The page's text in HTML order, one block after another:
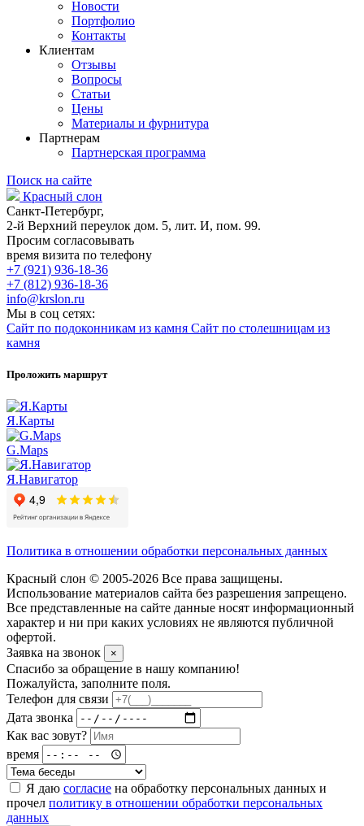
Новости
Портфолио
Контакты
Клиентам
Отзывы
Вопросы
Статьи
Цены
Материалы и фурнитура
Партнерам
Партнерская программа
Поиск на сайте
Красный слон
Санкт-Петербург,
2-й Верхний переулок дом. 5, лит. И, пом. 99.
Просим согласовывать
время визита по телефону
+7 (921) 936-18-36
+7 (812) 936-18-36
info@krslon.ru
Мы в соц сетях:
Сайт по подоконникам из камня Сайт по столешницам из
камня
Проложить маршрут
Я.Карты
G.Maps
Я.Навигатор
Политика в отношении обработки персональных данных
Красный слон © 2005-2026 Все права защищены.
Использование материалов сайта без разрешения запрещено.
Все представленные на сайте данные носят информационный
характер и ни при каких условиях не являются публичной
офертой.
Заявка на звонок
×
Спасибо за обращение в нашу компанию!
Пожалуйста, заполните поля.
Телефон для связи
Дата звонка
Как вас зовут?
время
Я даю согласие на обработку персональных данных и
прочел политику в отношении обработки персональных
данных